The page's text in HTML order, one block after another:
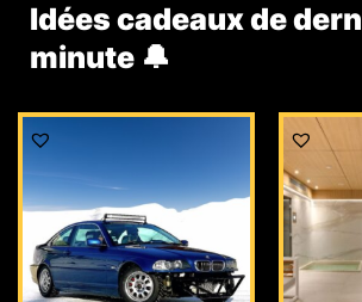
Idées cadeaux de
minute 🔔